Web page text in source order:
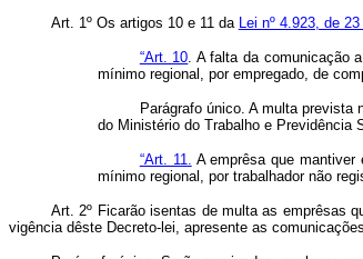
Art. 1º Os artigos 10 e 11 da Lei nº 4.923, de
“Art. 10. A falta da comunicação
mínimo regional, por empregado, de
Parágrafo único. A multa prevista
do Ministério do Trabalho e Previdência
“Art. 11. A emprêsa que
mínimo regional, por trabalhador não
Art. 2º Ficarão isentas de multa as emprêsas
vigência dêste Decreto-lei, apresente as